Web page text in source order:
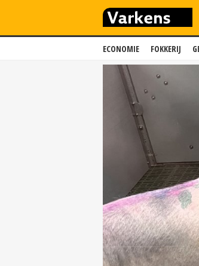
ECONOMIE FOKKERIJ